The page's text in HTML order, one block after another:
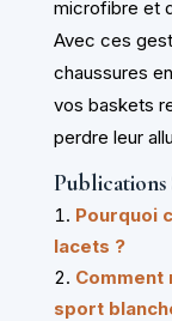
microfibre et
Avec ces
chaussures
vos baskets
perdre leur
Publications
Pourquoi
lacets ?
Comment
sport